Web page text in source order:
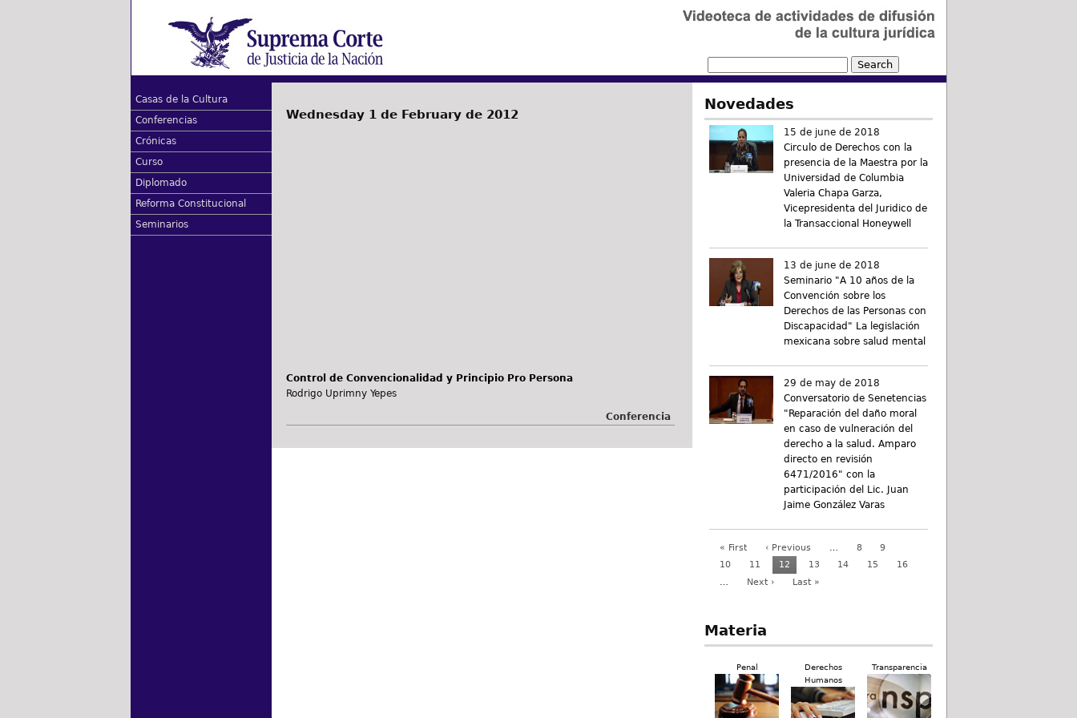
Casas de la Cultura
Conferencias
Crónicas
Curso
Diplomado
Reforma Constitucional
Seminarios
Wednesday 1 de February de 2012
Control de Convencionalidad y Principio Pro Persona
Rodrigo Uprimny Yepes
Conferencia
Novedades
15 de june de 2018
Circulo de Derechos con la
presencia de la Maestra por la
Universidad de Columbia
Valeria Chapa Garza,
Vicepresidenta del Juridico de
la Transaccional Honeywell
13 de june de 2018
Seminario "A 10 años de la
Convención sobre los
Derechos de las Personas con
Discapacidad" La legislación
mexicana sobre salud mental
29 de may de 2018
Conversatorio de Senetencias
"Reparación del daño moral
en caso de vulneración del
derecho a la salud. Amparo
directo en revisión
6471/2016" con la
participación del Lic. Juan
Jaime González Varas
« First ‹ Previous … 8
9
10
11 12 13 14 15
16
…
Next › Last »
Materia
Penal
Derechos
Humanos
Transparencia